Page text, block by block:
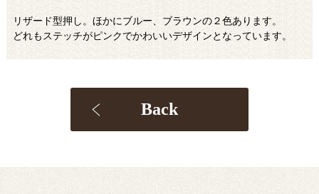
リザード型押し。ほかにブルー、ブラウンの２色あります。
どれもステッチがピンクでかわいいデザインとなっています。
Back